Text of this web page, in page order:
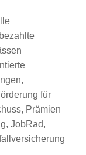
für
Prämien
JobRad,